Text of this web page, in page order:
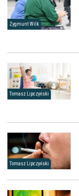
Zygmunt Wilk
Tomasz Lipczyński
Tomasz Lipczyński